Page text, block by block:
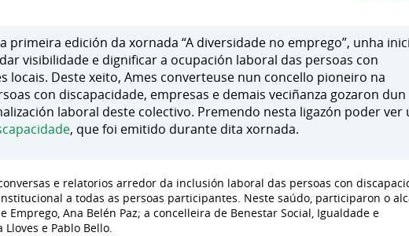
primeira edición da xornada “A diversidade no emprego”, unha
visibilidade e dignificar a ocupación laboral das persoas con
locais. Deste xeito, Ames converteuse nun concello pioneiro na
con discapacidade, empresas e demais veciñanza gozaron dun
laboral deste colectivo. Premendo nesta ligazón poder ver
, que foi emitido durante dita xornada.
e relatorios arredor da inclusión laboral das persoas con
a todas as persoas participantes. Neste saúdo, participaron o
Emprego, Ana Belén Paz; a concelleira de Benestar Social, Igualdade e
e Pablo Bello.